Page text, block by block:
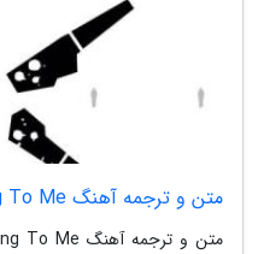
متن و ترجمه آهنگ Sing To Me از MISSIO